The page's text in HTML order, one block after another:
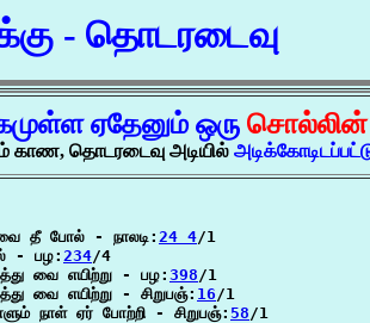
- தொடரடைவு
ஏதேனும் ஒரு சொல்லின்
காண, தொடரடைவு அடியில்
வை தீ போல் - நாலடி: 24 4/1
- பழ: 234/4
வை எயிற்று - பழ: 398/1
வை எயிற்று - சிறுபஞ்: 16/1
நாள் ஏர் போற்றி - சிறுபஞ்: 58/1